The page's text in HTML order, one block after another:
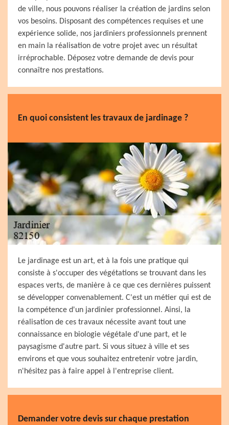
de ville, nous pouvons réaliser la création de jardins selon
vos besoins. Disposant des compétences requises et une
expérience solide, nos jardiniers professionnels prennent
en main la réalisation de votre projet avec un résultat
irréprochable. Déposez votre demande de devis pour
connaître nos prestations.
En quoi consistent les travaux de jardinage ?
Le jardinage est un art, et à la fois une pratique qui
consiste à s'occuper des végétations se trouvant dans les
espaces verts, de manière à ce que ces dernières puissent
se développer convenablement. C'est un métier qui est de
la compétence d'un jardinier professionnel. Ainsi, la
réalisation de ces travaux nécessite avant tout une
connaissance en biologie végétale d'une part, et le
paysagisme d'autre part. Si vous situez à ville et ses
environs et que vous souhaitez entretenir votre jardin,
n'hésitez pas à faire appel à l'entreprise client.
Demander votre devis sur chaque prestation